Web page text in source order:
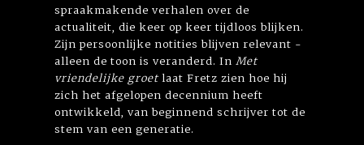
spraakmakende verhalen over de
actualiteit, die keer op keer tijdloos blijken.
Zijn persoonlijke notities blijven relevant -
alleen de toon is veranderd. In Met
vriendelijke groetlaat Fretz zien hoe hij
zich het afgelopen decennium heeft
ontwikkeld, van beginnend schrijver tot de
stem van een generatie.